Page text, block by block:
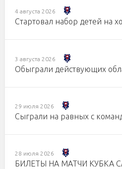
4 августа 2026
Стартовал набор детей на
3 августа 2026
Обыграли действующих
29 июля 2026
Сыграли на равных с
28 июля 2026
БИЛЕТЫ НА МАТЧИ КУБКА